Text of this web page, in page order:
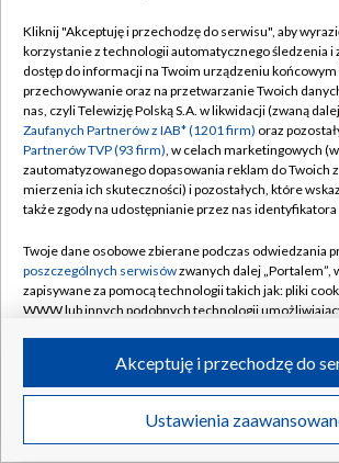
TVP
Abonament TVP
Emisja w TVP
Centrum informacji TVP
Naziemna Telewizja Cyfrowa
Rada Programowa
System NOS
Informacje o nadawcy
Program dla prasy
Ogłoszenie przetargowe
Regulamin TVP
Polityka prywatności
Moje zgody
Pomoc
Kontakt
Kanały
©2026 Telewizja Polska S.A. w
Kliknij "Akceptuję i przechodzę do serwisu", aby
korzystanie z technologii automatycznego śledzenia i
dostęp do informacji na Twoim urządzeniu końcowym
przechowywanie oraz na przetwarzanie Twoich
nas, czyli Telewizję Polską S.A. w likwidacji (zwaną
Zaufanych Partnerów z IAB* (1201 firm) oraz
Partnerów TVP (93 firm), w celach marketingowych
zautomatyzowanego dopasowania reklam do Twoich
mierzenia ich skuteczności) i pozostałych, które
także zgody na udostępnianie przez nas identyfikatora
Twoje dane osobowe zbierane podczas odwiedzania
poszczególnych serwisówzwanych dalej
zapisywane za pomocą technologii takich jak: pliki
WWW lub innych podobnych technologii
ruchu w Internecie.
Twoje dane osobowe zbierane podczas odwiedzania
poszczególnych serwisówna Portalu, takie jak adresy
Ustawienia
Akceptuję i przechodzę do